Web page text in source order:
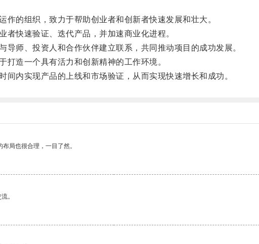
的组织，致力于帮助创业者和创新者快速发展和壮大。
快速验证、迭代产品，并加速商业化进程。
师、投资人和合作伙伴建立联系，共同推动项目的成功发展。
造一个具有活力和创新精神的工作环境。
内实现产品的上线和市场验证，从而实现快速增长和成功。
局也很合理，一目了然。
。